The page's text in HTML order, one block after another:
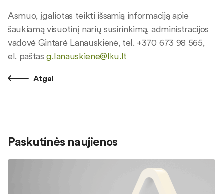
Asmuo, įgaliotas teikti išsamią informaciją apie
šaukiamą visuotinį narių susirinkimą, administracijos
vadovė Gintarė Lanauskienė, tel. +370 673 98 565,
el. paštasg.lanauskiene@lku.lt
Atgal
Paskutinės naujienos